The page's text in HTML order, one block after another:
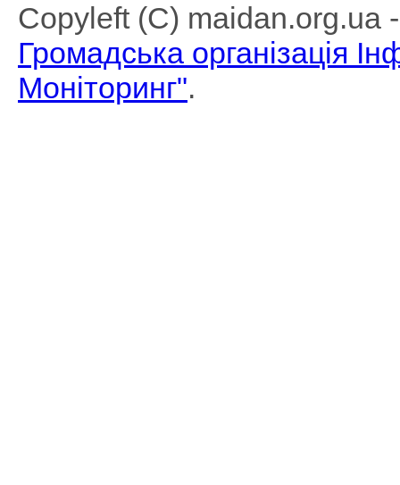
Copyleft (C) maidan.org.ua
Громадська організація
Моніторинг".